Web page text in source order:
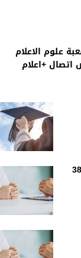
علوم الاعلام
اتصال +اعلام
: 38.37